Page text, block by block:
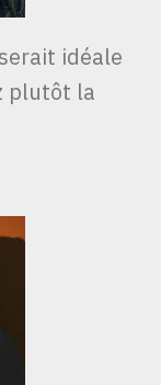
idéale
plutôt la